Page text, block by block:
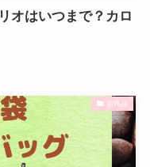
オはいつまで？カロ
新商品